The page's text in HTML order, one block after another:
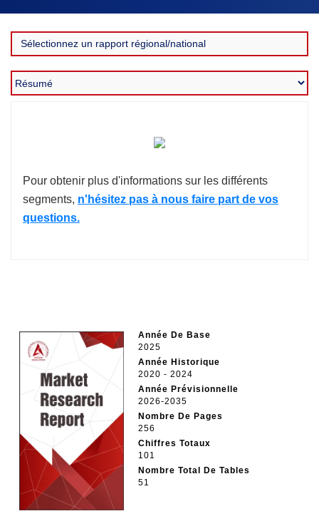
Pour obtenir plus d'informations sur les différents
segments, n'hésitez pas à nous faire part de vos
questions.
Année De Base
2025
Année Historique
2020 - 2024
Année Prévisionnelle
2026-2035
Nombre De Pages
256
Chiffres Totaux
101
Nombre Total De Tables
51